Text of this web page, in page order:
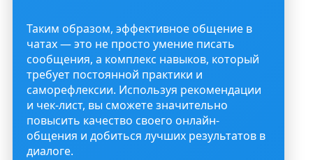
Таким образом, эффективное общение в
чатах — это не просто умение писать
сообщения, а комплекс навыков, который
требует постоянной практики и
саморефлексии. Используя рекомендации
и чек-лист, вы сможете значительно
повысить качество своего онлайн-
общения и добиться лучших результатов в
диалоге.